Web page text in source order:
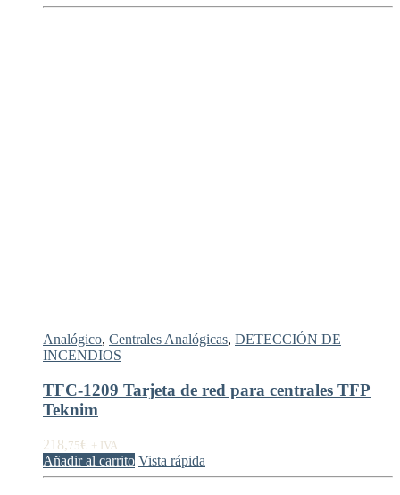
Analógico, Centrales Analógicas, DETECCIÓN DE
INCENDIOS
TFC-1209 Tarjeta de red para centrales TFP
Teknim
218,75€ + IVA
Añadir al carrito Vista rápida